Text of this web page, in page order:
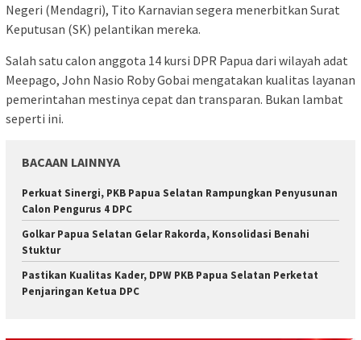
Negeri (Mendagri), Tito Karnavian segera menerbitkan Surat
Keputusan (SK) pelantikan mereka.
Salah satu calon anggota 14 kursi DPR Papua dari wilayah adat
Meepago, John Nasio Roby Gobai mengatakan kualitas layanan
pemerintahan mestinya cepat dan transparan. Bukan lambat
seperti ini.
BACAAN LAINNYA
Perkuat Sinergi, PKB Papua Selatan Rampungkan Penyusunan
Calon Pengurus 4 DPC
Golkar Papua Selatan Gelar Rakorda, Konsolidasi Benahi
Stuktur
Pastikan Kualitas Kader, DPW PKB Papua Selatan Perketat
Penjaringan Ketua DPC